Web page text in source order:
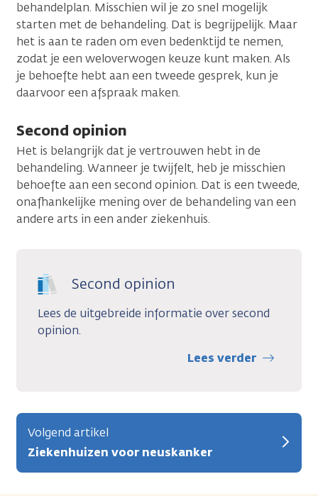
behandelplan. Misschien wil je zo snel mogelijk
starten met de behandeling. Dat is begrijpelijk. Maar
het is aan te raden om even bedenktijd te nemen,
zodat je een weloverwogen keuze kunt maken. Als
je behoefte hebt aan een tweede gesprek, kun je
daarvoor een afspraak maken.
Second opinion
Het is belangrijk dat je vertrouwen hebt in de
behandeling. Wanneer je twijfelt, heb je misschien
behoefte aan een second opinion. Dat is een tweede,
onafhankelijke mening over de behandeling van een
andere arts in een ander ziekenhuis.
Second opinion
Lees de uitgebreide informatie over second
opinion.
Lees verder
Volgend artikel
Ziekenhuizen voor neuskanker